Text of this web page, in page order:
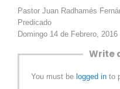
Pastor Juan Radhamés
Predicado
Domingo 14 de Febrero, 2016
Write
You must be logged in to